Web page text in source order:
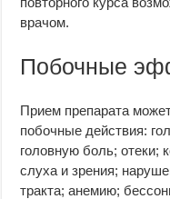
врачом.
Побочные
Прием препарата
побочные действия:
головную боль; отеки;
слуха и зрения;
тракта; анемию;